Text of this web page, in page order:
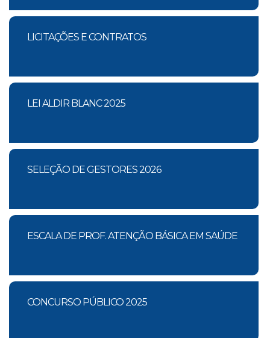
LICITAÇÕES E CONTRATOS
LEI ALDIR BLANC 2025
SELEÇÃO DE GESTORES 2026
ESCALA DE PROF. ATENÇÃO BÁSICA EM SAÚDE
CONCURSO PÚBLICO 2025